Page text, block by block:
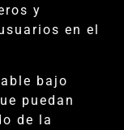
y
en el
bajo
puedan
de la